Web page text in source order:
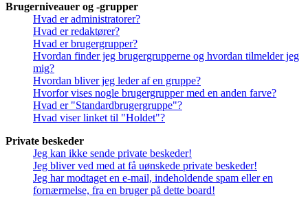
Brugerniveauer og -grupper
Hvad er administratorer?
Hvad er redaktører?
Hvad er brugergrupper?
Hvordan finder jeg brugergrupperne og hvordan tilmelder jeg
mig?
Hvordan bliver jeg leder af en gruppe?
Hvorfor vises nogle brugergrupper med en anden farve?
Hvad er "Standardbrugergruppe"?
Hvad viser linket til "Holdet"?
Private beskeder
Jeg kan ikke sende private beskeder!
Jeg bliver ved med at få uønskede private beskeder!
Jeg har modtaget en e-mail, indeholdende spam eller en
fornærmelse, fra en bruger på dette board!